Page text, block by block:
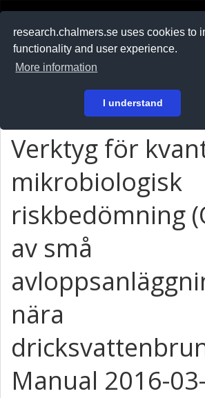
research.chalmers.se uses cookies to
functionality and user experience.
More information
I understand
På svenska
Verktyg för
mikrobiologisk
riskbedömning
av små
nära
Manual 2016-